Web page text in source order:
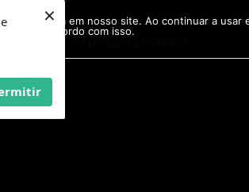
×
Pesquisar
experiência em nosso site. Ao continuar a
acordo com isso.